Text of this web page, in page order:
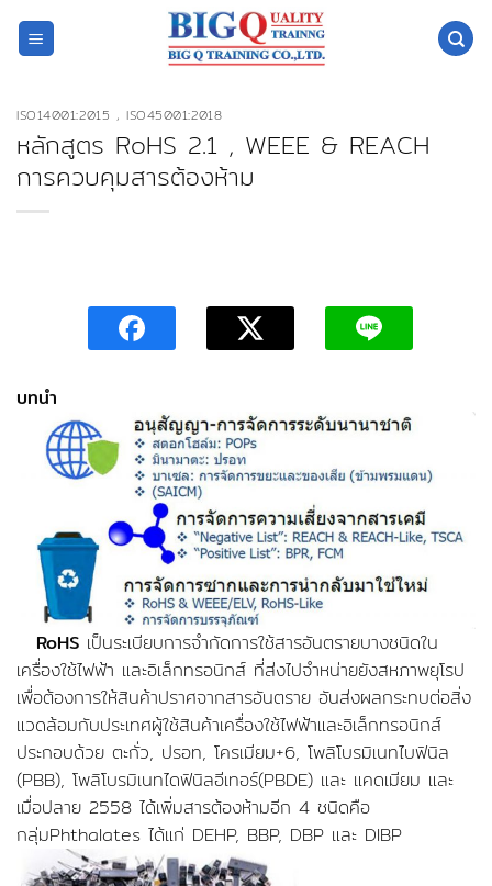
ISO14001:2015 , ISO45001:2018
หลักสูตร RoHS 2.1 , WEEE & REACH
การควบคุมสารต้องห้าม
บทนำ
RoHS เป็นระเบียบการจำกัดการใช้สารอันตรายบางชนิดใน
เครื่องใช้ไฟฟ้า และอิเล็กทรอนิกส์ ที่ส่งไปจำหน่ายยังสหภาพยุโรป
เพื่อต้องการให้สินค้าปราศจากสารอันตราย อันส่งผลกระทบต่อสิ่ง
แวดล้อมกับประเทศผู้ใช้สินค้าเครื่องใช้ไฟฟ้าและอิเล็กทรอนิกส์
ประกอบด้วย ตะกั่ว, ปรอท, โครเมียม+6, โพลิโบรมิเนทไบฟินิล
(PBB), โพลิโบรมิเนทไดฟินิลอีเทอร์(PBDE) และ แคดเมียม และ
เมื่อปลาย 2558 ได้เพิ่มสารต้องห้ามอีก 4 ชนิดคือ
กลุ่มPhthalates ได้แก่ DEHP, BBP, DBP และ DIBP